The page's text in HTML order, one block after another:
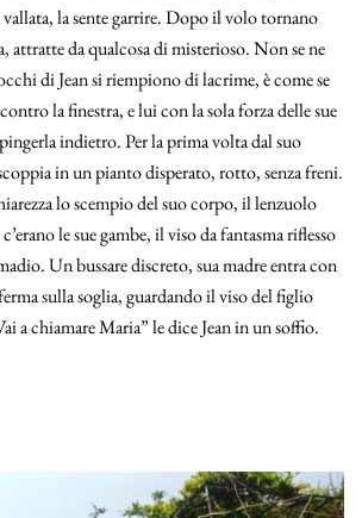
la sente garrire. Dopo il volo tornano
attratte da qualcosa di misterioso. Non se ne
di Jean si riempiono di lacrime, è come se
contro la finestra, e lui con la sola forza delle sue
indietro. Per la prima volta dal suo
in un pianto disperato, rotto, senza freni.
lo scempio del suo corpo, il lenzuolo
le sue gambe, il viso da fantasma riflesso
Un bussare discreto, sua madre entra con
sulla soglia, guardando il viso del figlio
a chiamare Maria” le dice Jean in un soffio.